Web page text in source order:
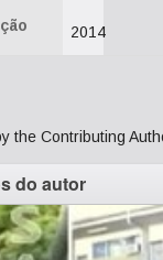
2014
the Contributing
do autor